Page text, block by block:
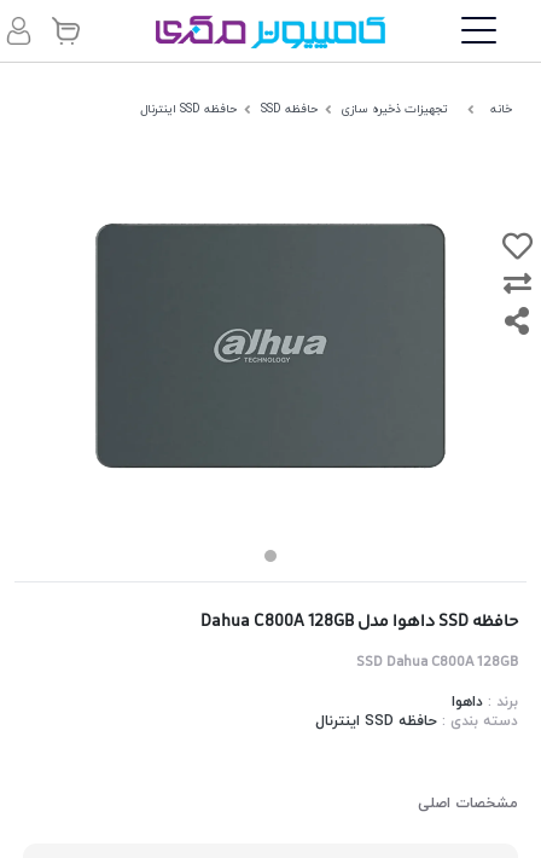
خانه تجهیزات ذخیره سازی حافظه SSD حافظه SSD اینترنال
حافظه SSD داهوا مدل Dahua C800A 128GB
SSD Dahua C800A 128GB
برند :داهوا
دسته بندی :حافظه SSD اینترنال
مشخصات اصلی